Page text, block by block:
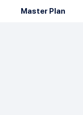
Master Plan